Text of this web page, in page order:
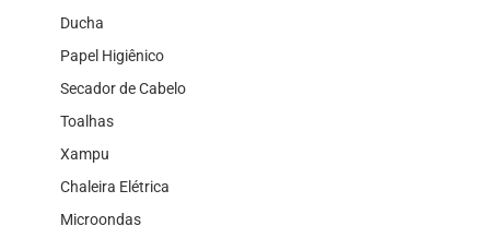
Ducha
Papel Higiênico
Secador de Cabelo
Toalhas
Xampu
Chaleira Elétrica
Microondas